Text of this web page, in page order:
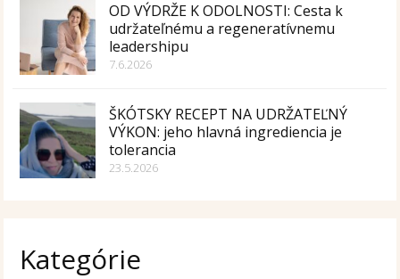
OD VÝDRŽE K ODOLNOSTI: Cesta k
udržateľnému a regeneratívnemu
leadershipu
7.6.2026
ŠKÓTSKY RECEPT NA UDRŽATEĽNÝ
VÝKON: jeho hlavná ingrediencia je
tolerancia
23.5.2026
Kategórie